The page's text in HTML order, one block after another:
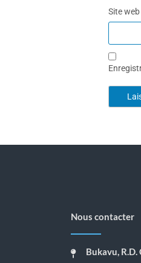
Site web
Nous contacter
Bukavu, R.D.